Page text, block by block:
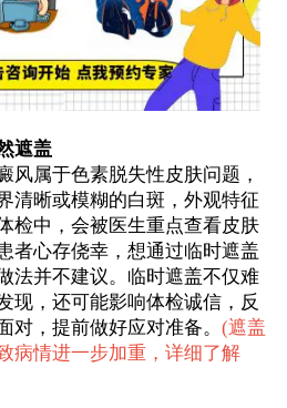
遮盖
属于色素脱失性皮肤问题，
清晰或模糊的白斑，外观特征
检中，会被医生重点查看皮肤
者心存侥幸，想通过临时遮盖
法并不建议。临时遮盖不仅难
现，还可能影响体检诚信，反
对，提前做好应对准备。 (遮盖
病情进一步加重，详细了解